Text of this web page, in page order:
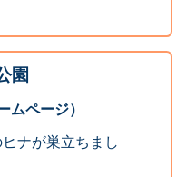
園
ムページ）
ナが巣立ちまし